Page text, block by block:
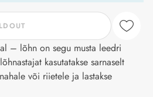
– lõhn on segu musta leedri
kasutatakse sarnaselt
või riietele ja lastakse